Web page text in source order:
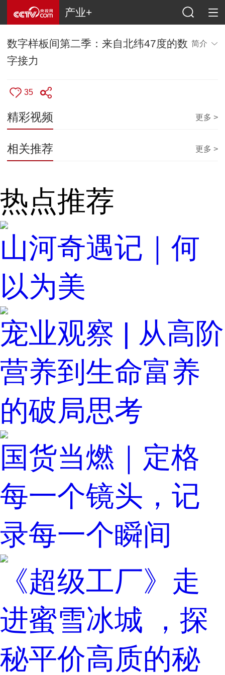
产业+
数字样板间第二季：来自北纬47度的数
字接力
简介
35
精彩视频 更多 >
相关推荐 更多 >
热点推荐
山河奇遇记｜何
以为美
宠业观察 | 从高阶
营养到生命富养
的破局思考
国货当燃｜定格
每一个镜头，记
录每一个瞬间
《超级工厂》走
进蜜雪冰城 ，探
秘平价高质的秘